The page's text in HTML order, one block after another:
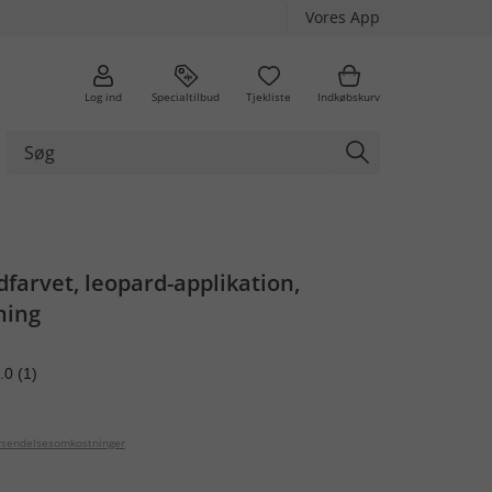
Vores App
Log ind Specialtilbud Tjekliste Indkøbskurv
leopard-applikation,
(1)